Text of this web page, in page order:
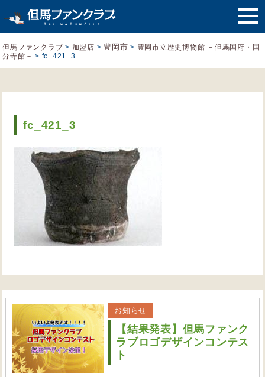
但馬ファンクラブ > 加盟店 > 豊岡市 > 豊岡市立歴史博物館 －但馬国府・国
分寺館－ > fc_421_3
fc_421_3
お知らせ
【結果発表】但馬ファンク
ラブロゴデザインコンテス
ト